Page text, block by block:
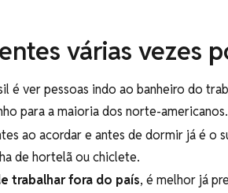
várias vezes
é ver pessoas indo ao banheiro do
para a maioria dos norte-americanos.
ao acordar e antes de dormir já é
de hortelã ou chiclete.
trabalhar fora do país, é melhor já